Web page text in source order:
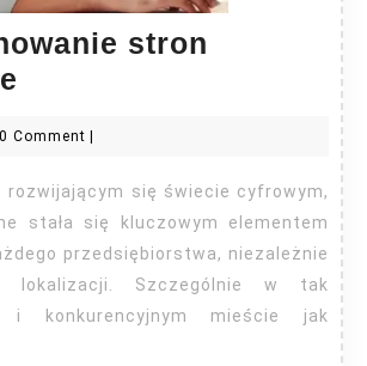
stron
Zakopane
0 Comment
stała się kluczowym elementem
przedsiębiorstwa, niezależnie
Szczególnie w tak
i konkurencyjnym mieście jak